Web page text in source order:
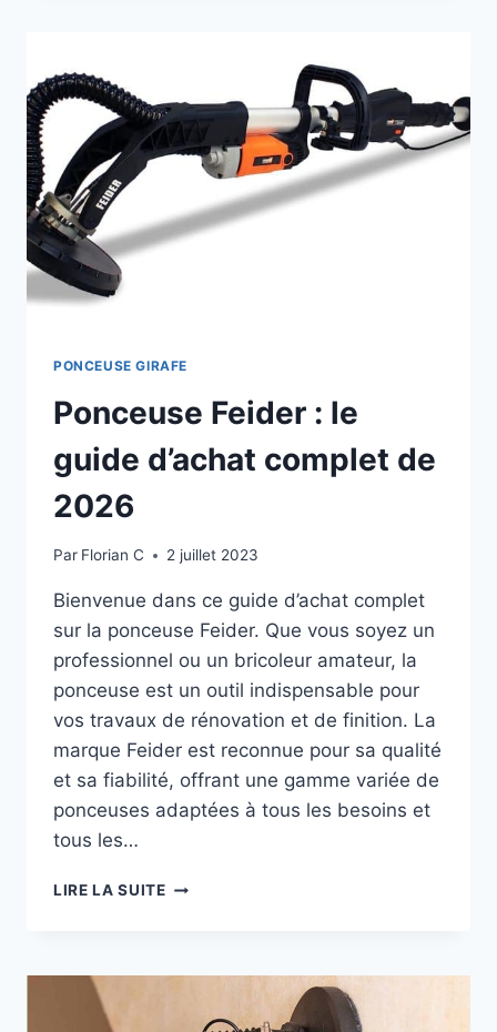
2026?
PONCEUSE GIRAFE
Ponceuse Feider : le
guide d’achat complet de
2026
Par Florian C 2 juillet 2023
Bienvenue dans ce guide d’achat complet
sur la ponceuse Feider. Que vous soyez un
professionnel ou un bricoleur amateur, la
ponceuse est un outil indispensable pour
vos travaux de rénovation et de finition. La
marque Feider est reconnue pour sa qualité
et sa fiabilité, offrant une gamme variée de
ponceuses adaptées à tous les besoins et
tous les…
LIRE LA SUITEPONCEUSE
GUIDE
COMPLET